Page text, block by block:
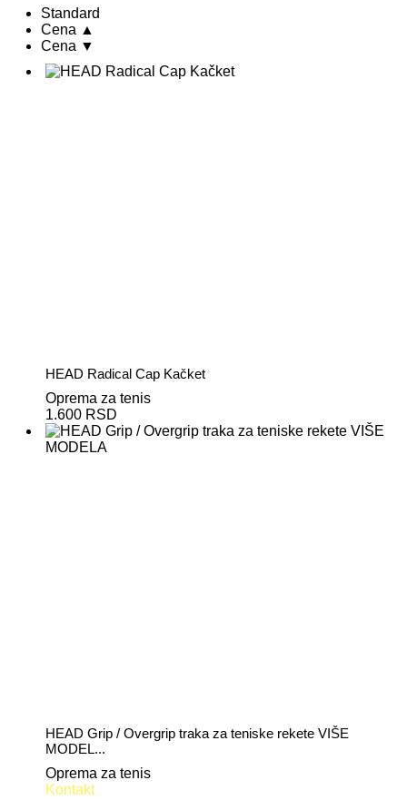
Standard
Cena ▲
Cena ▼
HEAD Radical Cap Kačket
Oprema za tenis
1.600 RSD
HEAD Grip / Overgrip traka za teniske rekete VIŠE
MODEL...
Oprema za tenis
Kontakt